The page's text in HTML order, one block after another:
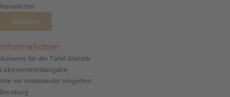
Newsletter
Spenden
Informationen
Ausweis für die Tafel Wetzlar
Lebensmittelausgabe
Wie wir miteinander umgehen
Beratung